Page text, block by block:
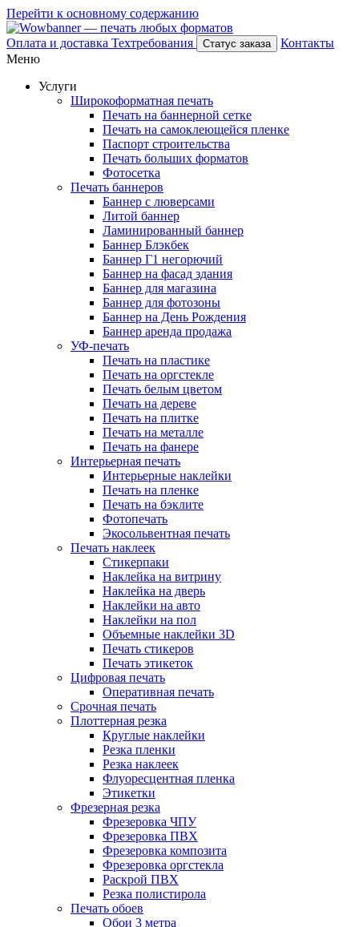
Перейти к основному содержанию
Оплата и доставка Техтребования Статус заказа
Контакты
Меню
Услуги
Широкоформатная печать
Печать на баннерной сетке
Печать на самоклеющейся пленке
Паспорт строительства
Печать больших форматов
Фотосетка
Печать баннеров
Баннер с люверсами
Литой баннер
Ламинированный баннер
Баннер Блэкбек
Баннер Г1 негорючий
Баннер на фасад здания
Баннер для магазина
Баннер для фотозоны
Баннер на День Рождения
Баннер аренда продажа
УФ-печать
Печать на пластике
Печать на оргстекле
Печать белым цветом
Печать на дереве
Печать на плитке
Печать на металле
Печать на фанере
Интерьерная печать
Интерьерные наклейки
Печать на пленке
Печать на бэклите
Фотопечать
Экосольвентная печать
Печать наклеек
Стикерпаки
Наклейка на витрину
Наклейка на дверь
Наклейки на авто
Наклейки на пол
Объемные наклейки 3D
Печать стикеров
Печать этикеток
Цифровая печать
Оперативная печать
Срочная печать
Плоттерная резка
Круглые наклейки
Резка пленки
Резка наклеек
Флуоресцентная пленка
Этикетки
Фрезерная резка
Фрезеровка ЧПУ
Фрезеровка ПВХ
Фрезеровка композита
Фрезеровка оргстекла
Раскрой ПВХ
Резка полистирола
Печать обоев
Обои 3 метра